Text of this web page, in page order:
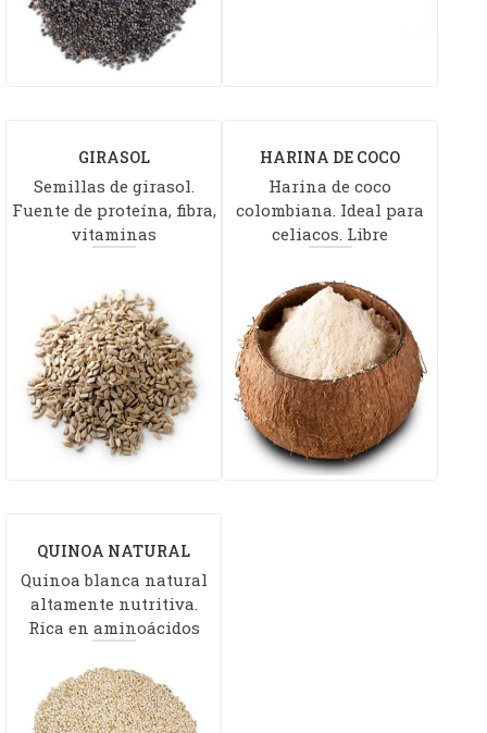
GIRASOL
Semillas de girasol.
Fuente de proteína, fibra,
vitaminas
HARINA DE COCO
NACIONAL
Harina de coco
colombiana. Ideal para
celiacos. Libre
QUINOA NATURAL
Quinoa blanca natural
altamente nutritiva.
Rica en aminoácidos